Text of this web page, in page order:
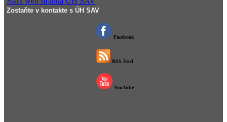
Zostaňte v kontakte s ÚH SAV
Facebook
RSS Feed
YouTube